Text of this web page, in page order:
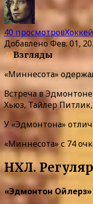
40 просмотровХоккей
ДобавленоФев. 01,
40Взгляды
«Миннесота»
Встреча в
Хьюз, Тайлер
У «Эдмонтона»
«Миннесота» с 74
НХЛ.
«Эдмонтон